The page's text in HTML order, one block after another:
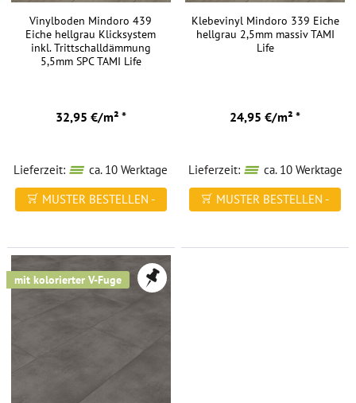
Vinylboden Mindoro 439
Eiche hellgrau Klicksystem
inkl. Trittschalldämmung
5,5mm SPC TAMI Life
32,95 €/m² *
Lieferzeit:
ca. 10 Werktage
MUSTER BESTELLEN -
Klebevinyl Mindoro 339 Eiche
hellgrau 2,5mm massiv TAMI
Life
24,95 €/m² *
Lieferzeit:
ca. 10 Werktage
MUSTER BESTELLEN -
mit kolorierter V-Fuge